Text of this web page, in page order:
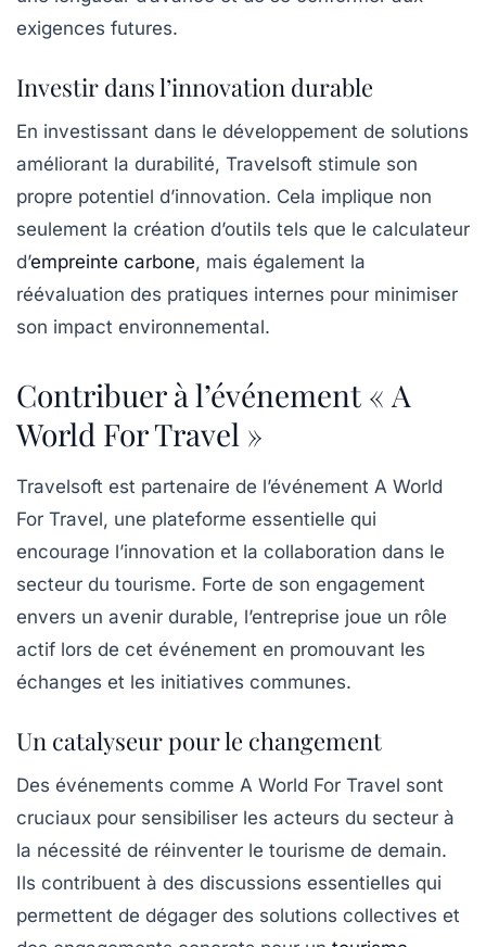
exigences futures.
Investir dans l’innovation durable
En investissant dans le développement de solutions
améliorant la durabilité, Travelsoft stimule son
propre potentiel d’innovation. Cela implique non
seulement la création d’outils tels que le calculateur
d’empreinte carbone, mais également la
réévaluation des pratiques internes pour minimiser
son impact environnemental.
Contribuer à l’événement « A
World For Travel »
Travelsoft est partenaire de l’événement A World
For Travel, une plateforme essentielle qui
encourage l’innovation et la collaboration dans le
secteur du tourisme. Forte de son engagement
envers un avenir durable, l’entreprise joue un rôle
actif lors de cet événement en promouvant les
échanges et les initiatives communes.
Un catalyseur pour le changement
Des événements comme A World For Travel sont
cruciaux pour sensibiliser les acteurs du secteur à
la nécessité de réinventer le tourisme de demain.
Ils contribuent à des discussions essentielles qui
permettent de dégager des solutions collectives et